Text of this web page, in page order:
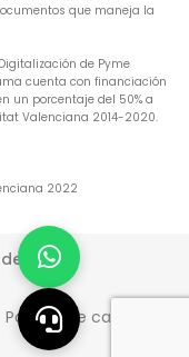
que maneja la
de Pyme
cuenta con financiación
un porcentaje del 50% a
Valenciana 2014-2020.
2022
derechos
Política de calidad